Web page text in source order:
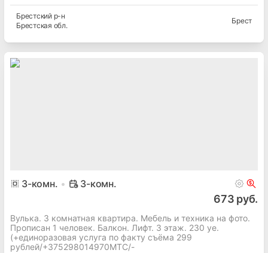
Брестскийр-н
Брестская обл.
Брест
3-комн. 3-комн.
673 руб.
Вулька. 3 комнатная квартира. Мебель и техника на фото.
Прописан 1 человек. Балкон. Лифт. 3 этаж. 230 уе.
(+единоразовая услуга по факту съёма 299
рублей/+375298014970МТС/-